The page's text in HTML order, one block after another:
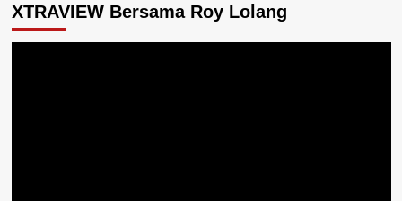
XTRAVIEW Bersama Roy Lolang